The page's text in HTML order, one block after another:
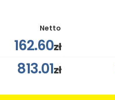
Netto
162.60zł
813.01zł